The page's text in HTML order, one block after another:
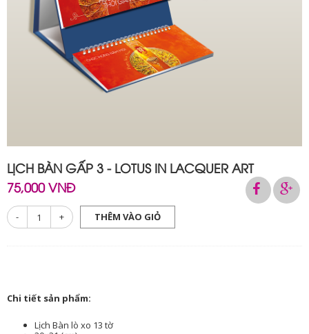
LỊCH BÀN GẤP 3 - LOTUS IN LACQUER ART
75,000 VNĐ
- + THÊM VÀO GIỎ
Chi tiết sản phẩm:
Lịch Bàn lò xo 13 tờ